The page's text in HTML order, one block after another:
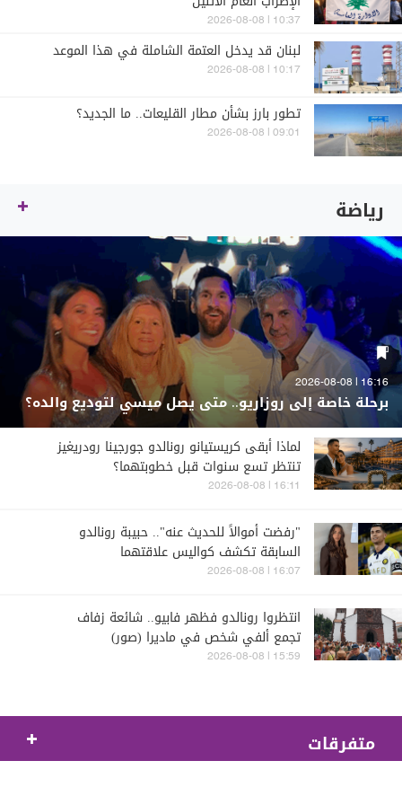
10:37 | 2026-08-08
لبنان قد يدخل العتمة الشاملة في هذا الموعد
10:17 | 2026-08-08
تطور بارز بشأن مطار القليعات.. ما الجديد؟
09:01 | 2026-08-08
رياضة
16:16 | 2026-08-08
برحلة خاصة إلى روزاريو.. متى يصل ميسي لتوديع والده؟
لماذا أبقى كريستيانو رونالدو جورجينا رودريغيز
تنتظر تسع سنوات قبل خطوبتهما؟
16:11 | 2026-08-08
"رفضت أموالاً للحديث عنه".. حبيبة رونالدو
السابقة تكشف كواليس علاقتهما
16:07 | 2026-08-08
انتظروا رونالدو فظهر فابيو.. شائعة زفاف
تجمع ألفي شخص في ماديرا (صور)
15:59 | 2026-08-08
متفرقات